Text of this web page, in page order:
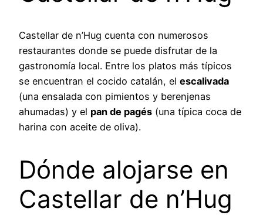
Castellar de n’Hug cuenta con numerosos
restaurantes donde se puede disfrutar de la
gastronomía local. Entre los platos más típicos
se encuentran el cocido catalán, el escalivada
(una ensalada con pimientos y berenjenas
ahumadas) y el pan de pagés (una típica coca de
harina con aceite de oliva).
Dónde alojarse en
Castellar de n’Hug